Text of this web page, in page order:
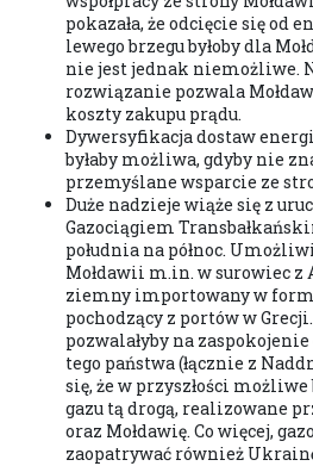
pokazała, że odcięcie się od
lewego brzegu byłoby dla
nie jest jednak niemożliwe.
rozwiązanie pozwala
koszty zakupu prądu.
Dywersyfikacja dostaw
byłaby możliwa, gdyby nie
przemyślane wsparcie ze
Duże nadzieje wiąże się z
Gazociągiem
południa na północ.
Mołdawii m.in. w surowiec z
ziemny importowany w
pochodzący z portów w
pozwalałyby na
tego państwa (łącznie z
się, że w przyszłości
gazu tą drogą, realizowane
oraz Mołdawię. Co więcej,
zaopatrywać również